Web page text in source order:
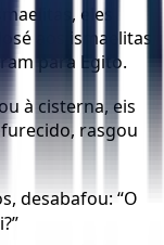
eles
aos ismaelitas
para Egito.
à cisterna, eis
rasgou
desabafou: “O